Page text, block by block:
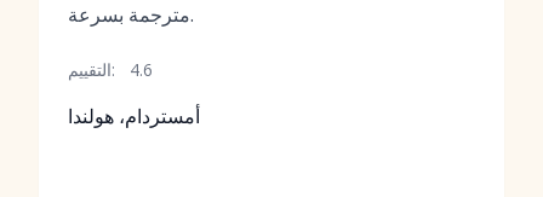
مترجمة بسرعة.
التقييم: 4.6
أمستردام، هولندا